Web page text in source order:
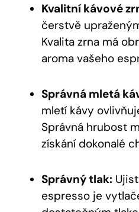
Kvalitní kávové
čerstvě
Kvalita zrna má
aroma vašeho
Správná mletá
mletí kávy
Správná hrubost
získání dokonalé
Správný tlak:
espresso je